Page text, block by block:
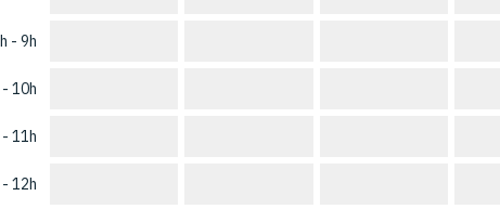
- 9h
10h
11h
12h